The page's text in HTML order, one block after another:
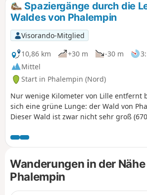
Spaziergänge durch die
Waldes von Phalempin
Visorando-Mitglied
10,86 km
+30 m -30 m
Mittel
Start in Phalempin (Nord)
Nur wenige Kilometer von Lille entfernt
sich eine grüne Lunge: der Wald von
Dieser Wald ist zwar nicht sehr groß
seiner geringen Größe bietet der Wald
Artenvielfalt und ist reich an Legenden.
einst gab es im heutigen Dorf La
Rande des Bois de Phalempin, ein
namens Leu Pindu mit einem
Schild. Den Rest müssen Sie selbst
Wanderungen in der
Phalempin